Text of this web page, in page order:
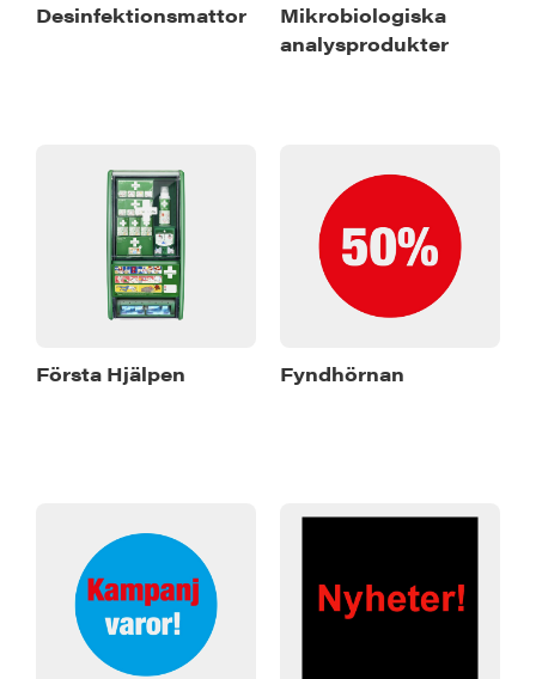
Desinfektionsmattor
Mikrobiologiska
analysprodukter
Första Hjälpen Fyndhörnan